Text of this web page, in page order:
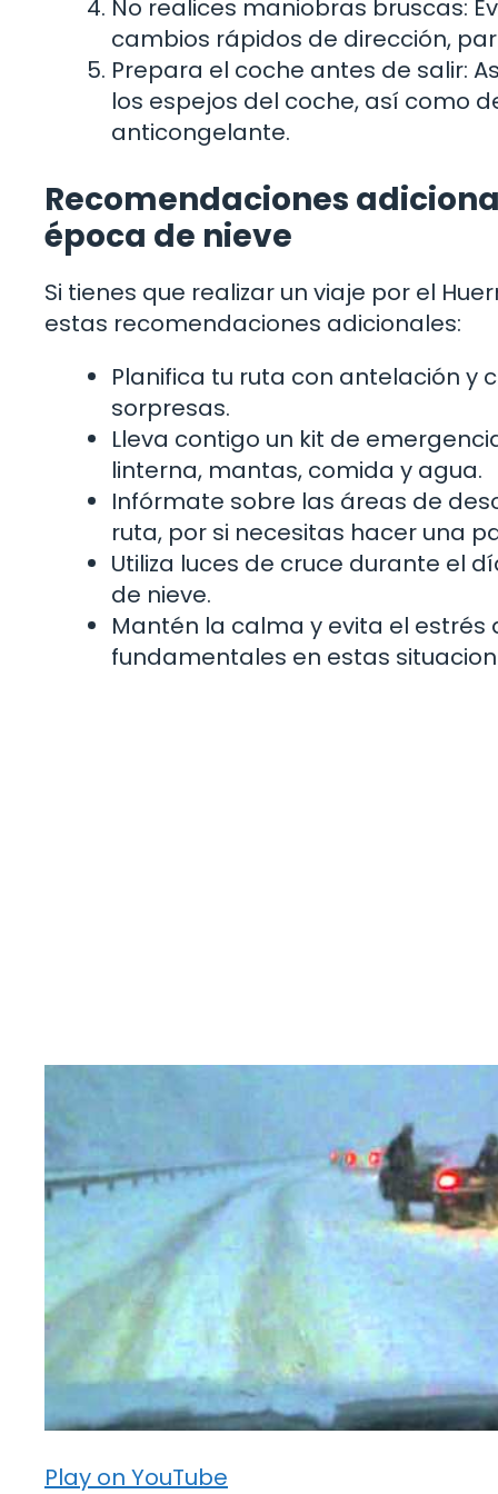
No realices maniobras bruscas:
cambios rápidos de dirección,
Prepara el coche antes de salir:
los espejos del coche, así como
anticongelante.
Recomendaciones
época de nieve
Si tienes que realizar un viaje por el
estas recomendaciones adicionales:
Planifica tu ruta con antelación y
sorpresas.
Lleva contigo un kit de
linterna, mantas, comida y agua.
Infórmate sobre las áreas de
ruta, por si necesitas hacer una
Utiliza luces de cruce durante el
de nieve.
Mantén la calma y evita el estrés
fundamentales en estas
Play on YouTube